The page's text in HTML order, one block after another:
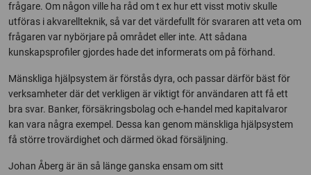
frågare. Om någon ville ha råd om t ex hur ett visst motiv skulle
utföras i akvarellteknik, så var det värdefullt för svararen att veta om
frågaren var nybörjare på området eller inte. Att sådana
kunskapsprofiler gjordes hade det informerats om på förhand.
Mänskliga hjälpsystem är förstås dyra, och passar därför bäst för
verksamheter där det verkligen är viktigt för användaren att få ett
bra svar. Banker, försäkringsbolag och e-handel med kapitalvaror
kan vara några exempel. Dessa kan genom mänskliga hjälpsystem
få större trovärdighet och därmed ökad försäljning.
Johan Åberg är än så länge ganska ensam om sitt